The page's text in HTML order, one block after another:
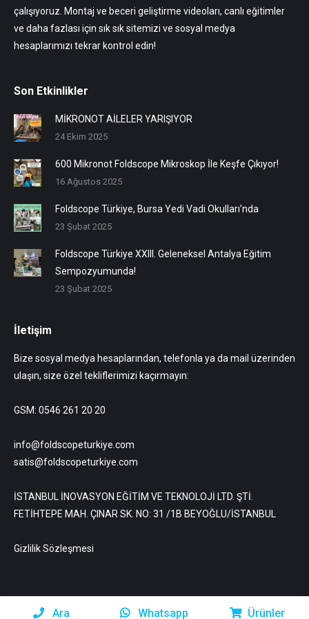
çalışıyoruz. Montaj ve beceri geliştirme videoları, canlı eğitimler
ve daha fazlası için sık sık sitemizi ve sosyal medya
hesaplarımızı tekrar kontrol edin!
Son Etkinlikler
MİKRONOT AİLELER YARIŞIYOR
24 Ekim 2025
600 Mikronot Foldscope Mikroskop İle Keşfe Çıkıyor!
16 Ağustos 2025
Foldscope Türkiye, Bursa Yedi Vadi Okulları’nda
23 Şubat 2025
Foldscope Türkiye XXIII. Geleneksel Antalya Eğitim
Sempozyumunda!
23 Şubat 2025
İletişim
Bize sosyal medya hesaplarından, telefonla ya da mail üzerinden
ulaşın, size özel tekliflerimizi kaçırmayın:
GSM: 0546 261 20 20
info@foldscopeturkiye.com
satis@foldscopeturkiye.com
İSTANBUL İNOVASYON EĞİTİM VE TEKNOLOJİ LTD. ŞTİ.
FETİHTEPE MAH. ÇINAR SK. NO: 31 /1B BEYOĞLU/İSTANBUL
Gizlilik Sözleşmesi
Ara Whatsapp Ürünler